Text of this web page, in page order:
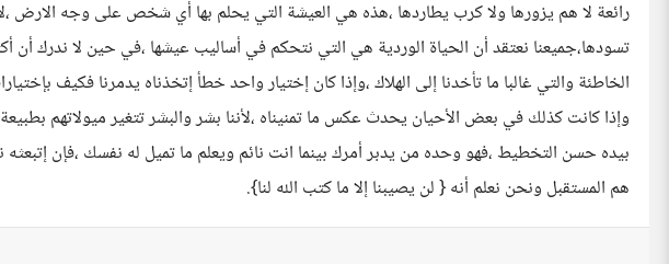
رائعة لا هم يزورها ولا كرب يطاردها ،هذه هي العيشة التي يحلم بها أي شخص على وجه الارض
تسودها،جميعنا نعتقد أن الحياة الوردية هي التي نتحكم في أساليب عيشها ،في حين لا ندرك أن
الخاطئة والتي غالبا ما تأخدنا إلى الهلاك ،وإذا كان إختيار واحد خطأ إتخذناه يدمرنا فكيف
وإذا كانت كذلك في بعض الأحيان يحدث عكس ما تمنيناه ،لأننا بشر والبشر تتغير ميولاتهم
بيده حسن التخطيط ،فهو وحده من يدبر أمرك بينما انت نائم ويعلم ما تميل له نفسك ،فإن
هم المستقبل ونحن نعلم أنه { لن يصيبنا إلا ما كتب الله لنا}.